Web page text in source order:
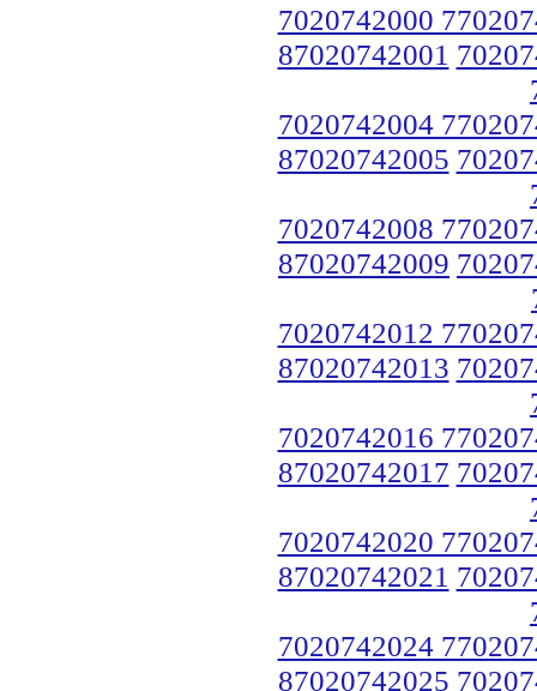
7020742000
87020742001
7020742004
87020742005
7020742008
87020742009
7020742012
87020742013
7020742016
87020742017
7020742020
87020742021
7020742024
87020742025